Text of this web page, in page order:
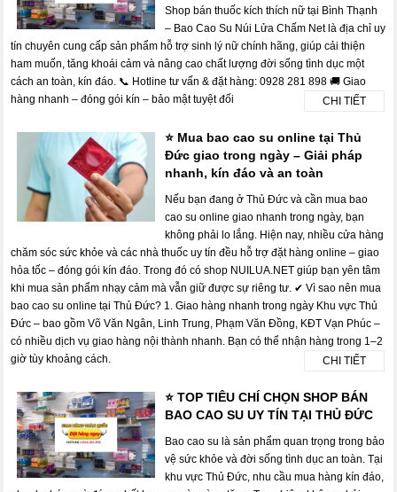
Shop bán thuốc kích thích nữ tại Bình Thạnh
– Bao Cao Su Núi Lửa Chấm Net là địa chỉ uy
tín chuyên cung cấp sản phẩm hỗ trợ sinh lý nữ chính hãng, giúp cải thiện
ham muốn, tăng khoái cảm và nâng cao chất lượng đời sống tình dục một
cách an toàn, kín đáo. 📞 Hotline tư vấn & đặt hàng: 0928 281 898 🚚 Giao
hàng nhanh – đóng gói kín – bảo mật tuyệt đối
CHI TIẾT
⭐ Mua bao cao su online tại Thủ
Đức giao trong ngày – Giải pháp
nhanh, kín đáo và an toàn
Nếu bạn đang ở Thủ Đức và cần mua bao
cao su online giao nhanh trong ngày, bạn
không phải lo lắng. Hiện nay, nhiều cửa hàng
chăm sóc sức khỏe và các nhà thuốc uy tín đều hỗ trợ đặt hàng online – giao
hỏa tốc – đóng gói kín đáo. Trong đó có shop NUILUA.NET giúp bạn yên tâm
khi mua sản phẩm nhạy cảm mà vẫn giữ được sự riêng tư. ✔ Vì sao nên mua
bao cao su online tại Thủ Đức? 1. Giao hàng nhanh trong ngày Khu vực Thủ
Đức – bao gồm Võ Văn Ngân, Linh Trung, Phạm Văn Đồng, KĐT Vạn Phúc –
có nhiều dịch vụ giao hàng nội thành nhanh. Bạn có thể nhận hàng trong 1–2
giờ tùy khoảng cách.
CHI TIẾT
⭐ TOP TIÊU CHÍ CHỌN SHOP BÁN
BAO CAO SU UY TÍN TẠI THỦ ĐỨC
Bao cao su là sản phẩm quan trọng trong bảo
vệ sức khỏe và đời sống tình dục an toàn. Tại
khu vực Thủ Đức, nhu cầu mua hàng kín đáo,